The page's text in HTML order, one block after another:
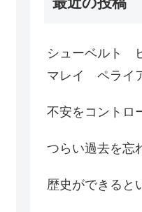
シューベルト
マレイ ペライ
不安をコントロ
つらい過去を忘
歴史ができると